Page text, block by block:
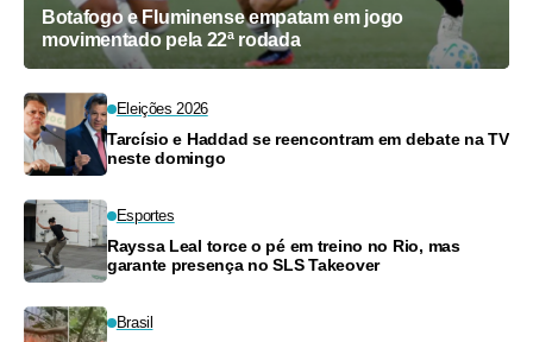
Botafogo e Fluminense empatam em jogo
movimentado pela 22ª rodada
Eleições 2026
Tarcísio e Haddad se reencontram em debate na TV
neste domingo
Esportes
Rayssa Leal torce o pé em treino no Rio, mas
garante presença no SLS Takeover
Brasil